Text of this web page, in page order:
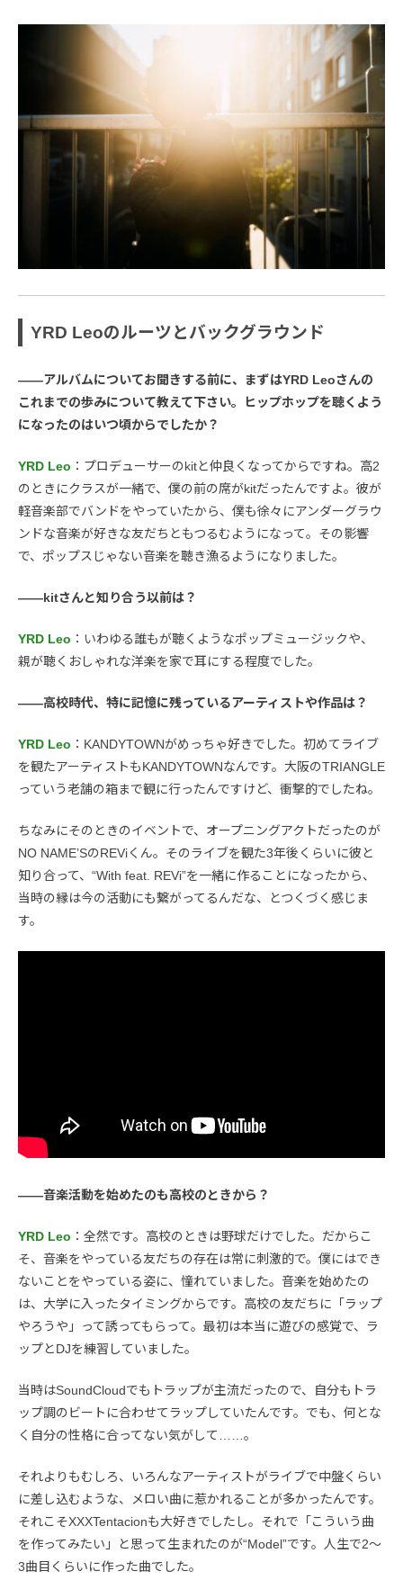
YRD Leoのルーツとバックグラウンド
――アルバムについてお聞きする前に、まずはYRD Leoさんの
これまでの歩みについて教えて下さい。ヒップホップを聴くよう
になったのはいつ頃からでしたか？
YRD Leo ：プロデューサーのkitと仲良くなってからですね。高2
のときにクラスが一緒で、僕の前の席がkitだったんですよ。彼が
軽音楽部でバンドをやっていたから、僕も徐々にアンダーグラウ
ンドな音楽が好きな友だちともつるむようになって。その影響
で、ポップスじゃない音楽を聴き漁るようになりました。
――kitさんと知り合う以前は？
YRD Leo ：いわゆる誰もが聴くようなポップミュージックや、
親が聴くおしゃれな洋楽を家で耳にする程度でした。
――高校時代、特に記憶に残っているアーティストや作品は？
YRD Leo ：KANDYTOWNがめっちゃ好きでした。初めてライブ
を観たアーティストもKANDYTOWNなんです。大阪のTRIANGLE
っていう老舗の箱まで観に行ったんですけど、衝撃的でしたね。
ちなみにそのときのイベントで、オープニングアクトだったのが
NO NAME’SのREViくん。そのライブを観た3年後くらいに彼と
知り合って、“With feat. REVi”を一緒に作ることになったから、
当時の縁は今の活動にも繋がってるんだな、とつくづく感じま
す。
――音楽活動を始めたのも高校のときから？
YRD Leo ：全然です。高校のときは野球だけでした。だからこ
そ、音楽をやっている友だちの存在は常に刺激的で。僕にはでき
ないことをやっている姿に、憧れていました。音楽を始めたの
は、大学に入ったタイミングからです。高校の友だちに「ラップ
やろうや」って誘ってもらって。最初は本当に遊びの感覚で、ラ
ップとDJを練習していました。
当時はSoundCloudでもトラップが主流だったので、自分もトラ
ップ調のビートに合わせてラップしていたんです。でも、何とな
く自分の性格に合ってない気がして……。
それよりもむしろ、いろんなアーティストがライブで中盤くらい
に差し込むような、メロい曲に惹かれることが多かったんです。
それこそXXXTentacionも大好きでしたし。それで「こういう曲
を作ってみたい」と思って生まれたのが“Model”です。人生で2〜
3曲目くらいに作った曲でした。